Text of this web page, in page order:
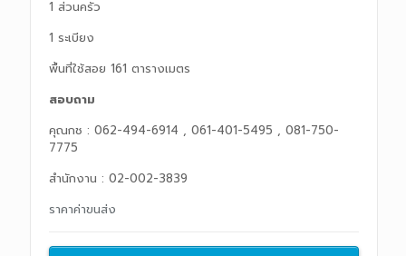
1 ส่วนครัว
1 ระเบียง
พื้นที่ใช้สอย 161 ตารางเมตร
สอบถาม
คุณกช : 062-494-6914 , 061-401-5495 , 081-750-
7775
สำนักงาน : 02-002-3839
ราคาค่าขนส่ง